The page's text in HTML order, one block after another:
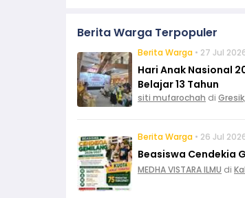
Berita Warga Terpopuler
Berita Warga • 27 Jul
Hari Anak Nasional
Belajar 13 Tahun
siti mufarochah di
Berita Warga • 26 Jul
Beasiswa Cendekia
MEDHA VISTARA ILMU di